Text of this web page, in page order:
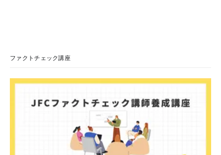
号：MN-2026-●●●」「マイナポータル関連アカウント
のうえで「2026年8月2日（日）23:59までに、ご本人操作か
いうリンクをクリックするよう誘導している。 本文には、
警視庁の住所（東京都千代田区霞が関2-1-1）も書かれてい
ファクトチェック講座